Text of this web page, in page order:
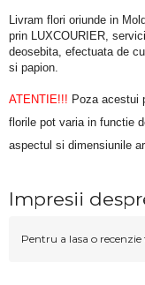
Livram flori oriunde in
prin LUXCOURIER,
deosebita, efectuata de
si papion.
ATENTIE!!! Poza acestui
florile pot varia in functie
aspectul si dimensiunile
Impresii
Pentru a lasa o